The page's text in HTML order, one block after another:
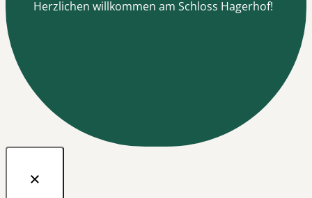
Herzlichen willkommen am Schloss Hagerhof!